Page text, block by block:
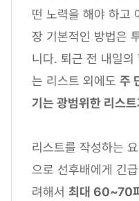
떤 노력을 해야 하고
장 기본적인 방법은
니다. 퇴근 전 내일
는 리스트 외에도 주
기는 광범위한 리스
리스트를 작성하는
으로 선후배에게 긴
려해서 최대 60~70